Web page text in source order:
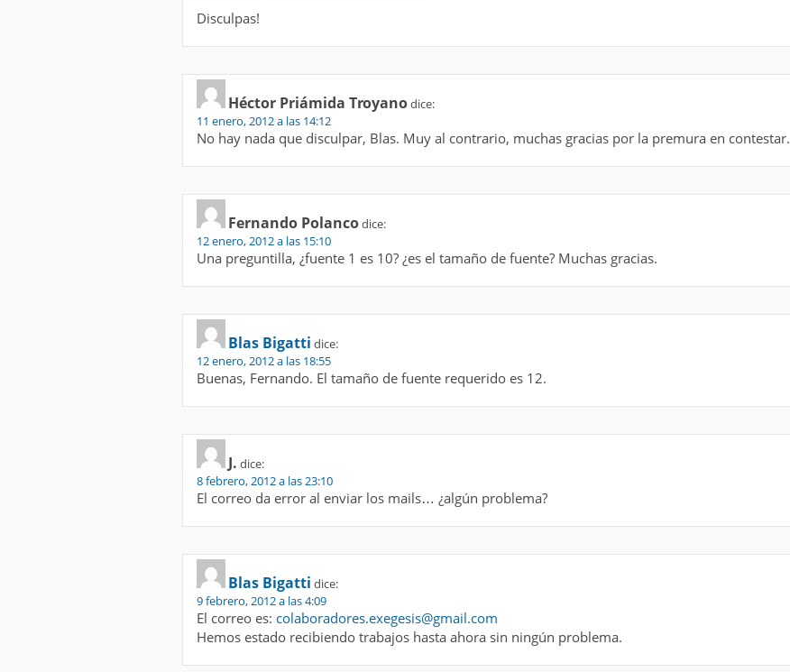
Disculpas!
Héctor Priámida Troyanodice:
11 enero, 2012 a las 14:12
No hay nada que disculpar, Blas. Muy al contrario, muchas gracias por la premura en contestar.
Fernando Polancodice:
12 enero, 2012 a las 15:10
Una preguntilla, ¿fuente 1 es 10? ¿es el tamaño de fuente? Muchas gracias.
Blas Bigatti dice:
12 enero, 2012 a las 18:55
Buenas, Fernando. El tamaño de fuente requerido es 12.
J. dice:
8 febrero, 2012 a las 23:10
El correo da error al enviar los mails… ¿algún problema?
Blas Bigatti dice:
9 febrero, 2012 a las 4:09
El correo es: colaboradores.exegesis@gmail.com
Hemos estado recibiendo trabajos hasta ahora sin ningún problema.